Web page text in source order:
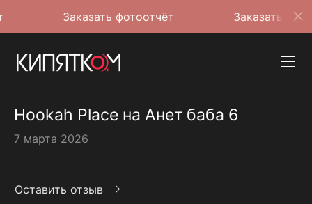
Заказать фотоотчёт Заказать фотоотчёт
Hookah Place на Анет баба 6
7 марта 2026
Оставить отзыв